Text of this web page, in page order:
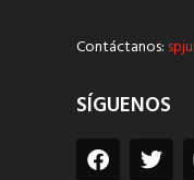
Contáctanos:
SÍGUENOS